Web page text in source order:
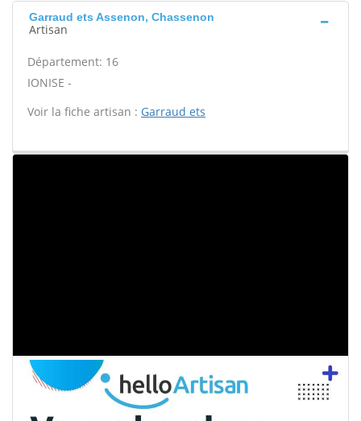
Garraud ets Assenon, Chassenon
Artisan
Département: 16
IONISE -
Voir la fiche artisan : Garraud ets